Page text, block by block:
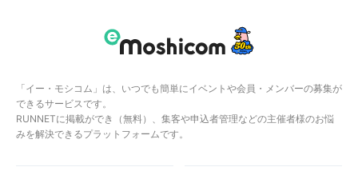
「イー・モシコム」は、いつでも簡単にイベントや会員・メンバーの募集が
できるサービスです。
RUNNETに掲載ができ（無料）、集客や申込者管理などの主催者様のお悩
みを解決できるプラットフォームです。